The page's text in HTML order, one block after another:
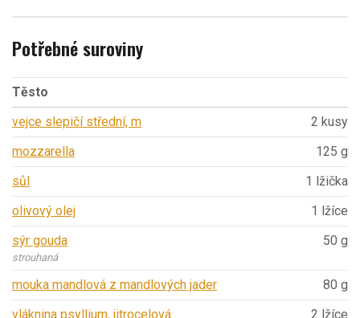
Potřebné suroviny
Těsto
vejce slepičí střední, m
2 kusy
mozzarella
125 g
sůl
1 lžička
olivový olej
1 lžíce
sýr gouda
strouhaná
50 g
mouka mandlová z mandlových jader
80 g
vláknina psyllium, jitrocelová
2 lžíce